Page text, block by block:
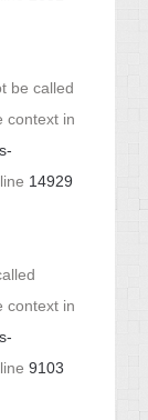
be called
context in
14929
context in
9103